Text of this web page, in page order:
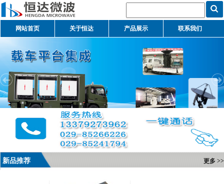
网站首页 关于恒达 产品展示 联系我们
新品推荐 更多 >>